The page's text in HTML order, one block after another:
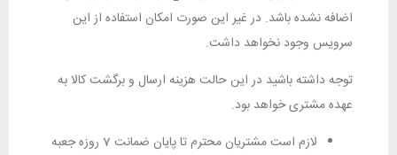
اضافه نشده باشد. در غیر این صورت امکان استفاده از این
سرویس وجود نخواهد داشت.
توجه داشته باشید در این حالت هزینه ارسال و برگشت کالا به
عهده مشتری خواهد بود.
لازم است مشتریان محترم تا پایان ضمانت 7 روزه جعبه